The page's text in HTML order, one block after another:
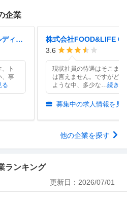
企業
株式会社ゼンショーホールディングス
ト
、事
る
3.6
現状社員の待遇はそこまで
は言えません。ですがどこ
ような中、多少な…続きを
募集中の求人情報を見
他の企業を探す
ランキング
更新日： 2026/07/01